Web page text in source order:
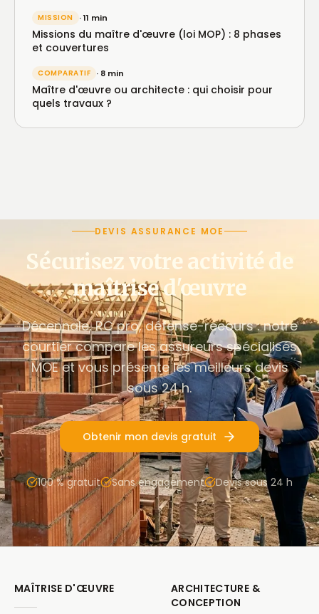
MISSION · 11 min
Missions du maître d'œuvre (loi MOP) : 8 phases
et couvertures
COMPARATIF · 8 min
Maître d'œuvre ou architecte : qui choisir pour
quels travaux ?
DEVIS ASSURANCE MOE
Sécurisez votre activité de
maîtrise d'œuvre
Décennale, RC pro, défense-recours : notre
courtier compare les assureurs spécialisés
MOE et vous présente les meilleurs devis
sous 24 h.
Obtenir mon devis gratuit
100 % gratuit Sans engagement Devis sous 24 h
MAÎTRISE D'ŒUVRE
ARCHITECTURE &
CONCEPTION